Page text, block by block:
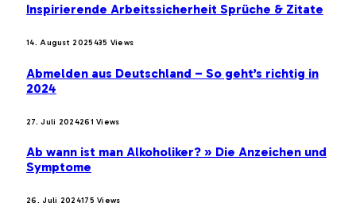
Inspirierende Arbeitssicherheit Sprüche & Zitate
14. August 2025435 Views
Abmelden aus Deutschland – So geht’s richtig in
2024
27. Juli 2024261Views
Ab wann ist man Alkoholiker? » Die Anzeichen und
Symptome
26. Juli 2024175Views